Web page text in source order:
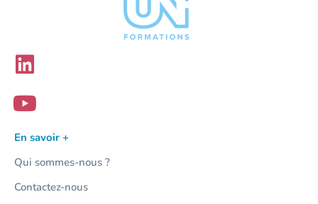
En savoir +
Qui sommes-nous ?
Contactez-nous